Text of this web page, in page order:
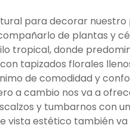
para decorar
de plantas y
tropical, donde
tapizados florales
de comodidad y
a cambio nos va a
y tumbarnos con
vista estético también